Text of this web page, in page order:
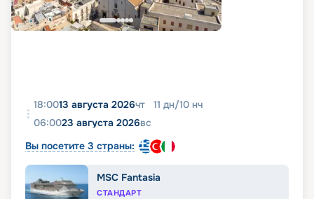
18:0013 августа 2026чт 11 дн/10 нч
06:0023 августа 2026вс
Вы посетите 3 страны:
MSC Fantasia
СТАНДАРТ